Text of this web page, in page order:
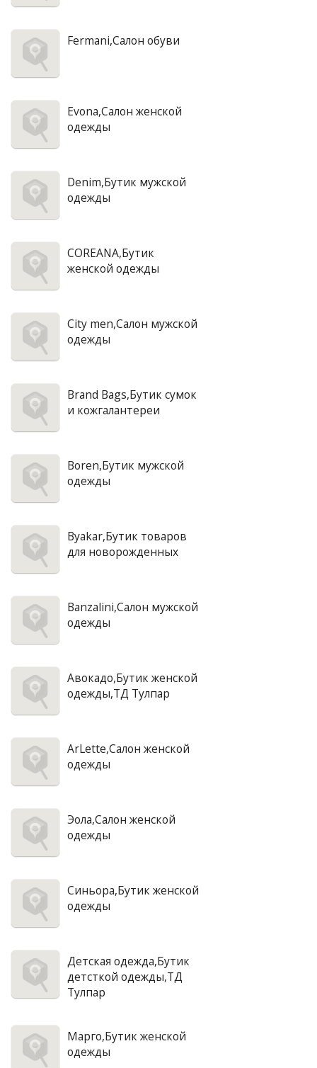
Fermani,Салон обуви
Evona,Салон женской
одежды
Denim,Бутик мужской
одежды
COREANA,Бутик
женской одежды
City men,Салон мужской
одежды
Brand Bags,Бутик сумок
и кожгалантереи
Boren,Бутик мужской
одежды
Byakar,Бутик товаров
для новорожденных
Banzalini,Салон мужской
одежды
Авокадо,Бутик женской
одежды,ТД Тулпар
ArLette,Салон женской
одежды
Эола,Салон женской
одежды
Синьора,Бутик женской
одежды
Детская одежда,Бутик
детсткой одежды,ТД
Тулпар
Марго,Бутик женской
одежды